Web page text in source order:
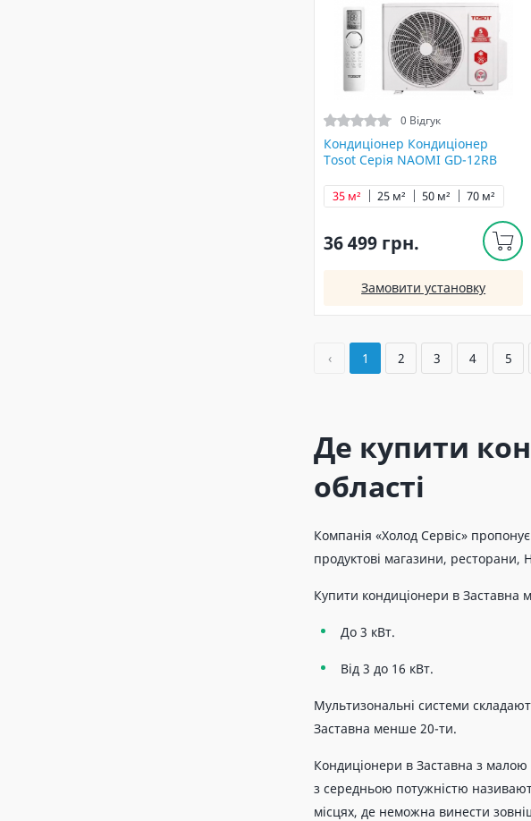
0 Відгук
Кондиціонер Кондиціонер
Tosot Серія NAOMI GD-12RB
25 м²
35 м² 50 м² 70 м²
36 499 грн.
Замовити установку
‹ 1 2 3 4 5
Де купити
області
Компанія «Холод Сервіс»
продуктові магазини, ресторани,
Купити кондиціонери в Заставна
До 3 кВт.
Від 3 до 16 кВт.
Мультизональні системи
Заставна менше 20-ти.
Кондиціонери в Заставна з малою
з середньою потужністю
місцях, де неможна винести